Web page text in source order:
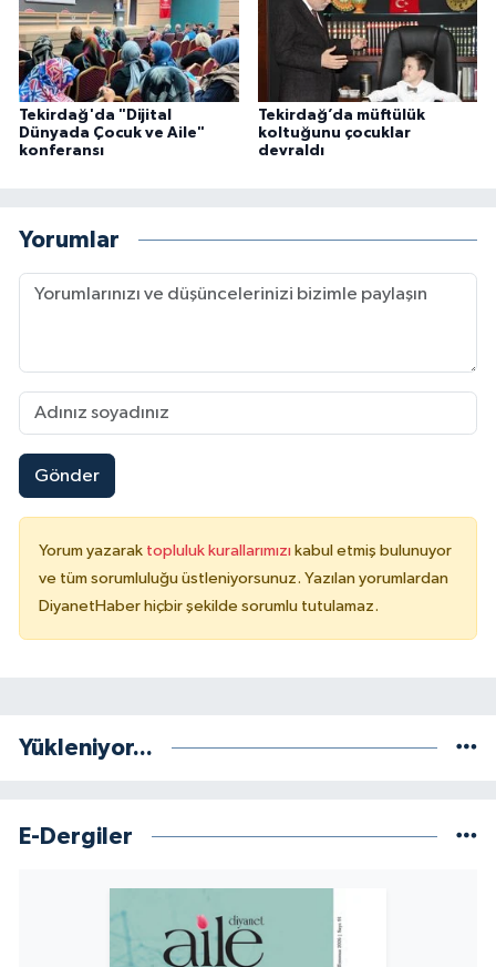
Tekirdağ'da "Dijital
Dünyada Çocuk ve Aile"
konferansı
Tekirdağ’da müftülük
koltuğunu çocuklar
devraldı
Yorumlar
Gönder
Yorum yazarak topluluk kurallarımızı kabul etmiş bulunuyor
ve tüm sorumluluğu üstleniyorsunuz. Yazılan yorumlardan
DiyanetHaber hiçbir şekilde sorumlu tutulamaz.
Yükleniyor...
E-Dergiler
Karaman Müftülüğü
Kars Müftülüğü
Kastamonu Müftülüğü
Kırklareli Müftülüğü
Kırşehir Müftülüğü
Kocaeli Müftülüğü
Konya Müftülüğü
Kütahya Müftülüğü
Mersin Müftülüğü
Muş Müftülüğü